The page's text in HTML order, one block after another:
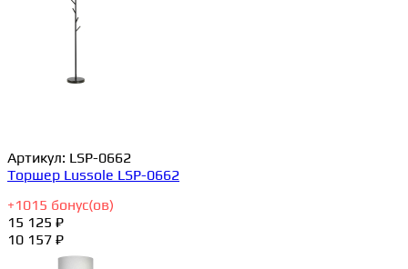
Артикул: LSP-0662
Торшер Lussole LSP-0662
+1015 бонус(ов)
15 125 ₽
10 157 ₽